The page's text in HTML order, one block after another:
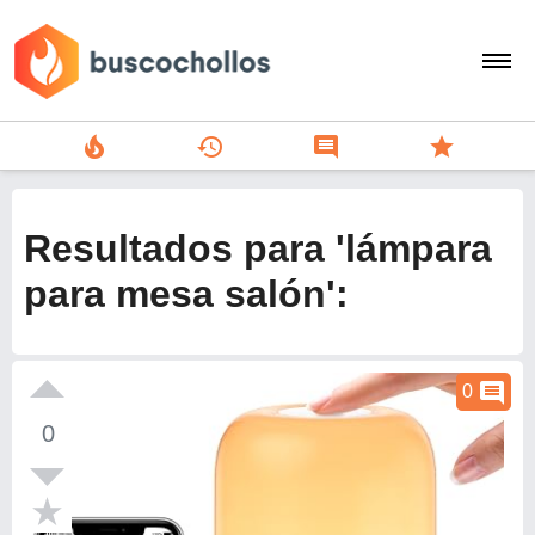
search
add
local_fire_department history comment star
Resultados para 'lámpara
para mesa salón':
0
0 comment